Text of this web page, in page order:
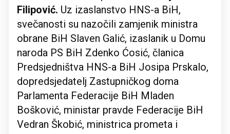
Filipović. Uz izaslanstvo HNS-a BiH,
svečanosti su nazočili zamjenik ministra
obrane BiH Slaven Galić, izaslanik u Domu
naroda PS BiH Zdenko Ćosić, članica
Predsjedništva HNS-a BiH Josipa Prskalo,
dopredsjedatelj Zastupničkog doma
Parlamenta Federacije BiH Mladen
Bošković, ministar pravde Federacije BiH
Vedran Škobić, ministrica prometa i